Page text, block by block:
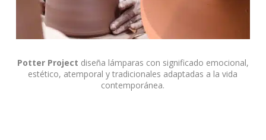
Potter Project diseña lámparas con significado emocional,
estético, atemporal y tradicionales adaptadas a la vida
contemporánea.